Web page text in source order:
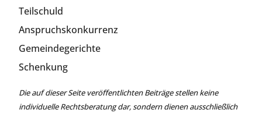
Teilschuld
Anspruchskonkurrenz
Gemeindegerichte
Schenkung
Die auf dieser Seite veröffentlichten Beiträge stellen keine
individuelle Rechtsberatung dar, sondern dienen ausschließlich